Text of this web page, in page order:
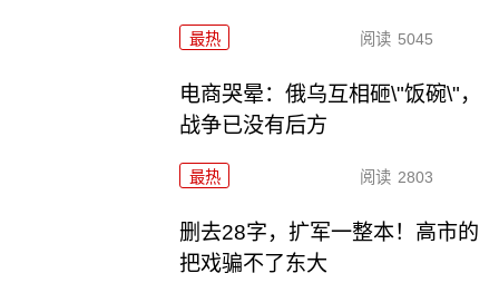
最热 阅读 5045
电商哭晕：俄乌互相砸\"饭碗\"，
战争已没有后方
最热 阅读 2803
删去28字，扩军一整本！高市的
把戏骗不了东大